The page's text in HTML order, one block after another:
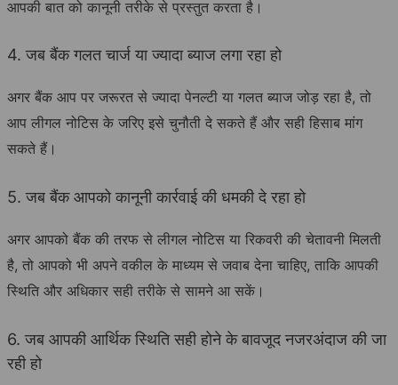
आपकी बात को कानूनी तरीके से प्रस्तुत करता है।
4. जब बैंक गलत चार्ज या ज्यादा ब्याज लगा रहा हो
अगर बैंक आप पर जरूरत से ज्यादा पेनल्टी या गलत ब्याज जोड़ रहा है, तो
आप लीगल नोटिस के जरिए इसे चुनौती दे सकते हैं और सही हिसाब मांग
सकते हैं।
5. जब बैंक आपको कानूनी कार्रवाई की धमकी दे रहा हो
अगर आपको बैंक की तरफ से लीगल नोटिस या रिकवरी की चेतावनी मिलती
है, तो आपको भी अपने वकील के माध्यम से जवाब देना चाहिए, ताकि आपकी
स्थिति और अधिकार सही तरीके से सामने आ सकें।
6. जब आपकी आर्थिक स्थिति सही होने के बावजूद नजरअंदाज की जा
रही हो